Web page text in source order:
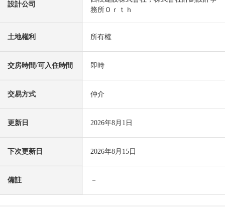
設計公司
務所Ｏｒｔｈ
土地權利 所有權
交房時間/可入住時間 即時
交易方式 仲介
更新日 2026年8月1日
下次更新日 2026年8月15日
備註 －